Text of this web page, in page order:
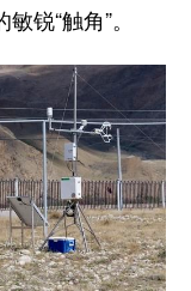
锐“触角”。